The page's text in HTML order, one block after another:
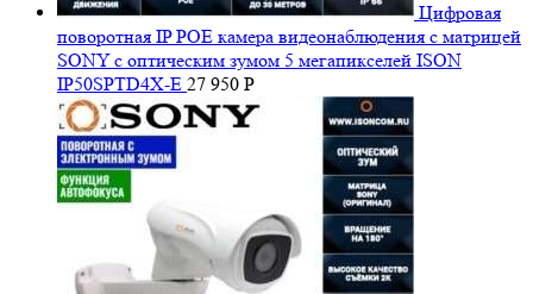
Цифровая
поворотная IP POE камера видеонаблюдения с матрицей
SONY с оптическим зумом 5 мегапикселей ISON
IP50SPTD4X-E 27 950 Р